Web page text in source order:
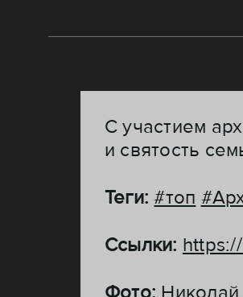
С участием
и святость
Теги:#топ
Ссылки: